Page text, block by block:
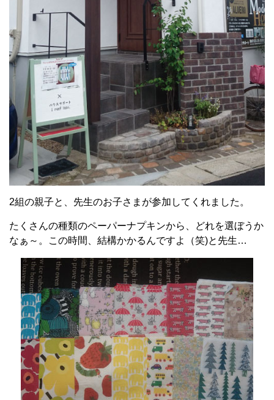
2組の親子と、先生のお子さまが参加してくれました。
たくさんの種類のペーパーナプキンから、どれを選ぼうか
なぁ～。この時間、結構かかるんですよ（笑)と先生…